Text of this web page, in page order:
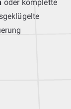
oder komplette